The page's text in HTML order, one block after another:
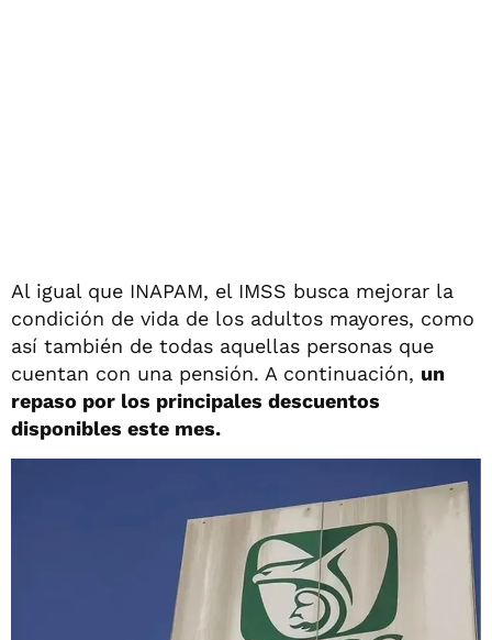
Al igual que INAPAM, el IMSS busca mejorar la
condición de vida de los adultos mayores, como
así también de todas aquellas personas que
cuentan con una pensión. A continuación, un
repaso por los principales descuentos
disponibles este mes.